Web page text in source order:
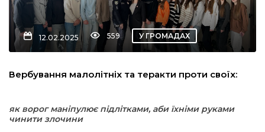
холєра, шо вповідає
Героям!
12.02.2025 559 У ГРОМАДАХ
Вербування малолітніх та теракти проти своїх:
як ворог маніпулює підлітками, аби їхніми руками
чинити злочини